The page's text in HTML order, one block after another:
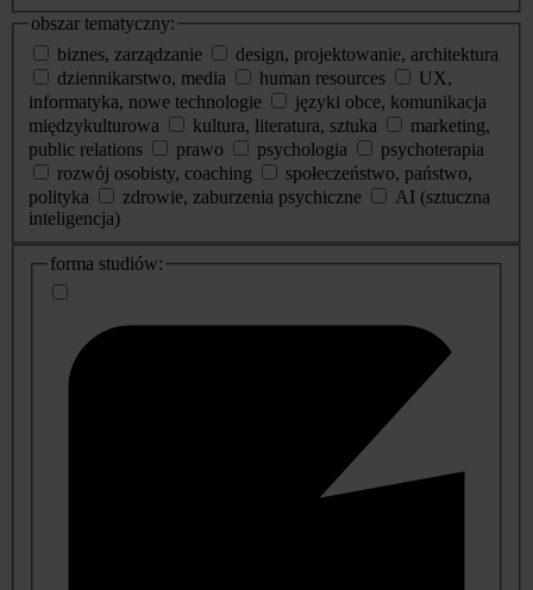
obszar tematyczny:
biznes, zarządzanie
design, projektowanie, architektura
dziennikarstwo, media
human resources
UX,
informatyka, nowe technologie
języki obce, komunikacja
międzykulturowa
kultura, literatura, sztuka
marketing,
public relations
prawo psychologia
psychoterapia
rozwój osobisty, coaching
społeczeństwo, państwo,
polityka
zdrowie, zaburzenia psychiczne
AI (sztuczna
inteligencja)
dodatkowe
informacje
forma studiów: